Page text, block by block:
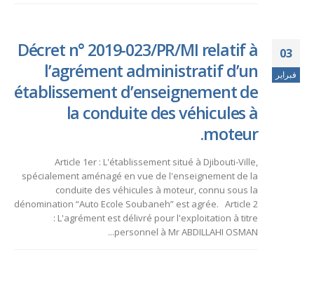
03
فبراير
Décret n° 2019-023/PR/MI relatif à
l’agrément administratif d’un
établissement d’enseignement de
la conduite des véhicules à
moteur.
Article 1er : L'établissement situé à Djibouti-Ville,
spécialement aménagé en vue de l'enseignement de la
conduite des véhicules à moteur, connu sous la
dénomination “Auto Ecole Soubaneh” est agrée. Article 2
: L'agrément est délivré pour l'exploitation à titre
personnel à Mr ABDILLAHI OSMAN...